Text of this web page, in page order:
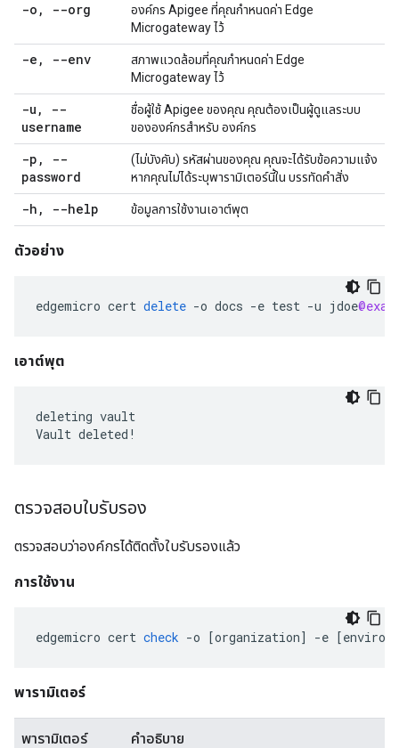
-o , --org
องค์กร Apigee ที่คุณกำหนดค่า Edge
Microgateway ไว้
-e , --env
สภาพแวดล้อมที่คุณกำหนดค่า Edge
Microgateway ไว้
-u ,
--
username
ชื่อผู้ใช้ Apigee ของคุณ คุณต้องเป็นผู้ดูแลระบบ
ขององค์กรสำหรับ องค์กร
-p ,
--
password
(ไม่บังคับ) รหัสผ่านของคุณ คุณจะได้รับข้อความแจ้ง
หากคุณไม่ได้ระบุพารามิเตอร์นี้ใน บรรทัดคำสั่ง
-h , --help ข้อมูลการใช้งานเอาต์พุต
ตัวอย่าง
edgemicro cert delete -o docs -e test -u jdoe
เอาต์พุต
deleting vault
Vault deleted!
ตรวจสอบใบรับรอง
ตรวจสอบว่าองค์กรได้ติดตั้งใบรับรองแล้ว
การใช้งาน
edgemicro cert check -o [organization] -e [
พารามิเตอร์
พารามิเตอร์ คำอธิบาย